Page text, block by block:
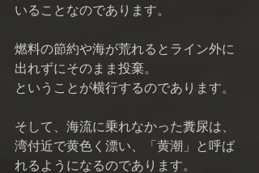
いることなのであります。
燃料の節約や海が荒れるとライン外に
出れずにそのまま投棄。
ということが横行するのであります。
そして、海流に乗れなかった糞尿は、
湾付近で黄色く漂い、「黄潮」と呼ば
れるようになるのであります。